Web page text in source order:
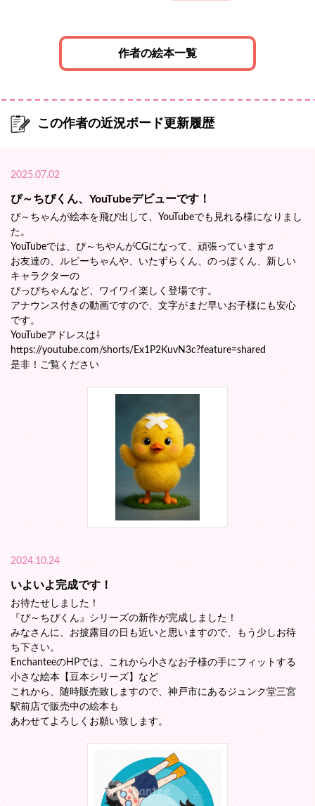
作者の絵本一覧
この作者の近況ボード更新履歴
2025.07.02
ぴ～ちぴくん、YouTubeデビューです！
ぴ～ちゃんが絵本を飛び出して、YouTubeでも見れる様になりまし
た。
YouTubeでは、ぴ～ちやんがCGになって、頑張っています♬
お友達の、ルビーちゃんや、いたずらくん、のっぽくん、新しい
キャラクターの
ぴっぴちゃんなど、ワイワイ楽しく登場です。
アナウンス付きの動画ですので、文字がまだ早いお子様にも安心
です。
YouTubeアドレスは⇩
https://youtube.com/shorts/Ex1P2KuvN3c?feature=shared
是非！ご覧ください
2024.10.24
いよいよ完成です！
お待たせしました！
『ぴ～ちぴくん』シリーズの新作が完成しました！
みなさんに、お披露目の日も近いと思いますので、もう少しお待
ち下さい。
EnchanteeのHPでは、これから小さなお子様の手にフィットする
小さな絵本【豆本シリーズ】など
これから、随時販売致しますので、神戸市にあるジュンク堂三宮
駅前店で販売中の絵本も
あわせてよろしくお願い致します。